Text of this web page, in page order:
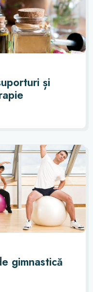
și
gimnastică